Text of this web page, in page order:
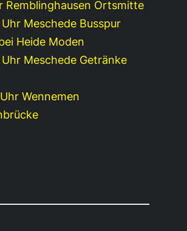
Remblinghausen Ortsmitte
Meschede Busspur
Heide Moden
Meschede Getränke
Wennemen